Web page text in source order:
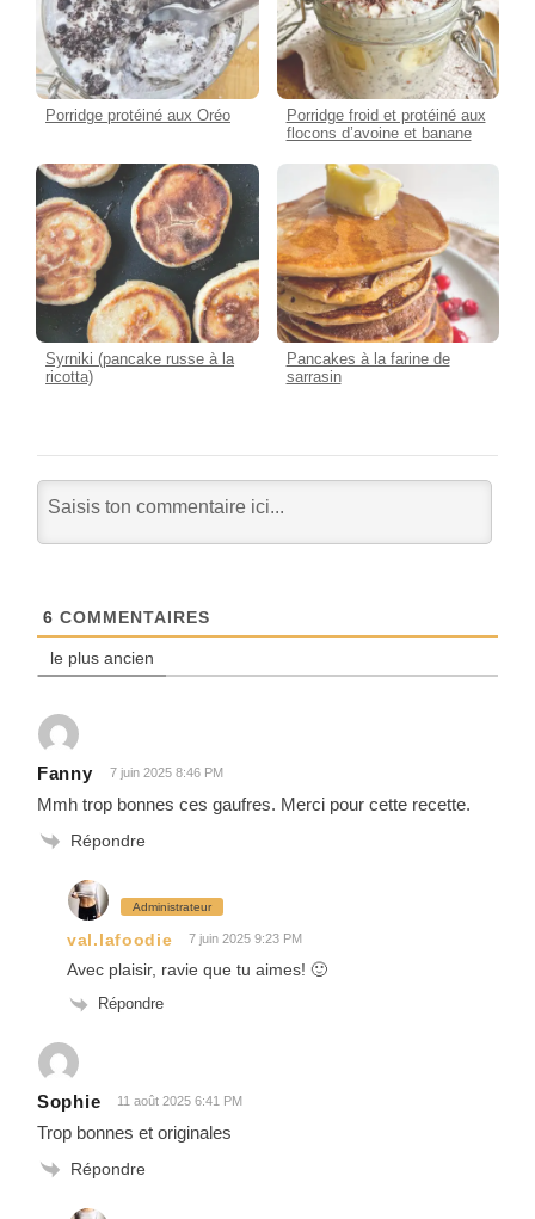
Porridge protéiné aux Oréo
Porridge froid et protéiné aux
flocons d’avoine et banane
Syrniki (pancake russe à la
ricotta)
Pancakes à la farine de
sarrasin
6 COMMENTAIRES
le plus ancien
Fanny 7 juin 2025 8:46 PM
Mmh trop bonnes ces gaufres. Merci pour cette recette.
Répondre
Administrateur
val.lafoodie 7 juin 2025 9:23 PM
Avec plaisir, ravie que tu aimes! 🙂
Répondre
Sophie 11 août 2025 6:41 PM
Trop bonnes et originales
Répondre